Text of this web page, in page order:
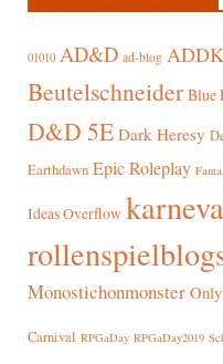
01010 AD&D ad-blog
Beutelschneider Blue
D&D 5E Dark Heresy
Earthdawn Epic Roleplay
Ideas Overflow
Monostichonmonster
Carnival RPGaDay RPGaDay2019